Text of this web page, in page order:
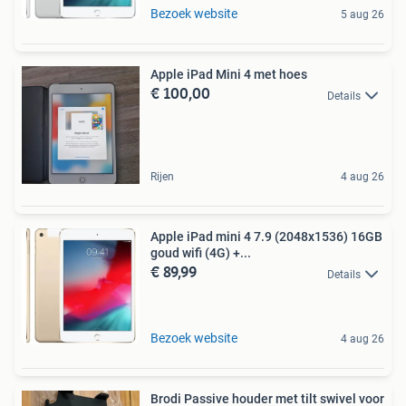
Bezoek website 5 aug 26
Apple iPad Mini 4 met hoes
€ 100,00 Details
Rijen 4 aug 26
Apple iPad mini 4 7.9 (2048x1536) 16GB
goud wifi (4G) +...
€ 89,99 Details
Bezoek website 4 aug 26
Brodi Passive houder met tilt swivel voor